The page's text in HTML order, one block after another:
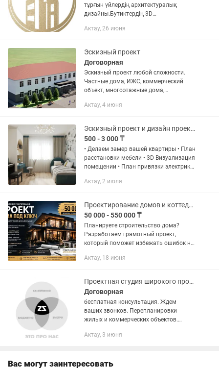
тұрғын үйлердің архитектуралық
дизайны.Бутиктердің 3D
және тұрғын үй-жайлардың жобалары.,
Актау, 26 июня
Эскизный проект
Договорная
Эскизный проект любой сложности.
Частные дома, ИЖС, коммерческий
объект, многоэтажные дома,
ключ до акта ввода
Актау, 4 июня
Эскизный проект и дизайн проект интерьера
500 - 3 000 ₸
• Делаем замер вашей квартиры • План
расстановки мебели • 3D Визуализация
помещении • План привязки электрики
Ведомость отделки помещении •
Актау, 2 июля
Проектирование домов и коттеджей под ключ
50 000 - 550 000 ₸
Планируете строительство дома?
Разработаем грамотный проект,
который поможет избежать ошибок на
услуги: 📐 Эскизный проект (ЭП) 🏗
Актау, 18 июня
Проектная студия широкого профиля
Договорная
бесплатная консультация. Ждем
ваших звонков. Перепланировки
жилых и коммерческих объектов.
Эскизные и рабочие проекты жилых
Актау, 3 июня
Вас могут заинтересовать